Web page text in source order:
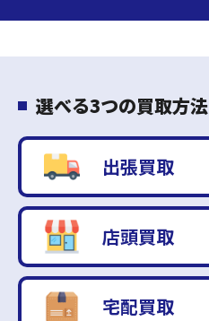
選べる3つの買取方法
出張買取
店頭買取
宅配買取